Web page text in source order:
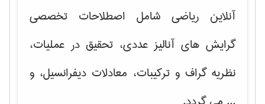
آنلاین ریاضی شامل اصطلاحات تخصصی
گرایش های آنالیز عددی، تحقیق در عملیات،
نظریه گراف و تركیبات، معادلات دیفرانسیل، و